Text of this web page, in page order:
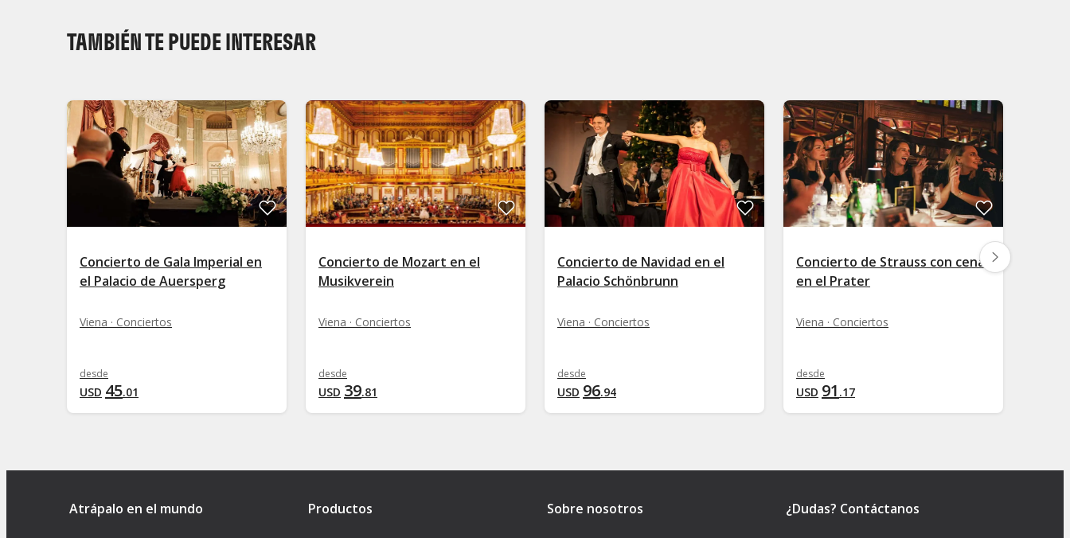
TAMBIÉN TE PUEDE INTERESAR
Concierto de Gala Imperial en
el Palacio de Auersperg
Viena · Conciertos
desde
USD 45.01
Concierto de Mozart en el
Musikverein
Viena · Conciertos
desde
USD 39.81
Concierto de Navidad en el
Palacio Schönbrunn
Viena · Conciertos
desde
USD 96.94
Concierto de Strauss con cena
en el Prater
Viena · Conciertos
desde
USD 91 .17
Atrápalo en el mundo Productos Sobre nosotros ¿Dudas? Contáctanos